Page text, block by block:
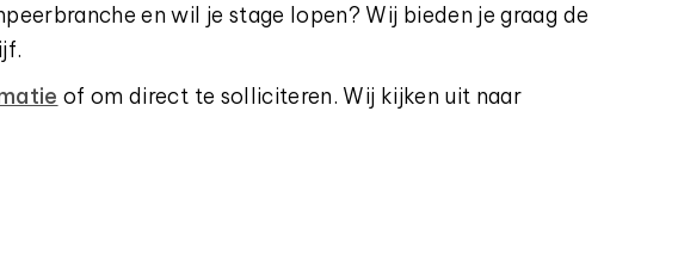
en wil je stage lopen? Wij bieden je graag de
of om direct te solliciteren. Wij kijken uit naar